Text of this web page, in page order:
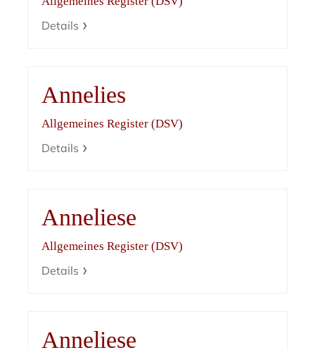
Details
Annelies
Allgemeines Register (DSV)
Details
Anneliese
Allgemeines Register (DSV)
Details
Anneliese